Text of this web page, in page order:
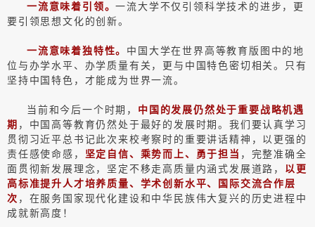
一流意味着引领。一流大学不仅引领科学技术的进步，更
要引领思想文化的创新。
一流意味着独特性。 中国大学在世界高等教育版图中的地
位与办学水平、办学质量有关，更与中国特色密切相关。只有
坚持中国特色，才能成为世界一流。
当前和今后一个时期， 中国的发展仍然处于重要战略机遇
期 ，中国高等教育仍然处于最好的发展时期。我们要认真学习
贯彻习近平总书记此次来校考察时的重要讲话精神，以更强的
责任感使命感， 坚定自信、乘势而上、勇于担当 ，完整准确全
面贯彻新发展理念，坚定不移走高质量内涵式发展道路， 以更
高标准提升人才培养质量、学术创新水平、国际交流合作层
次 ，在服务国家现代化建设和中华民族伟大复兴的历史进程中
成就新高度！